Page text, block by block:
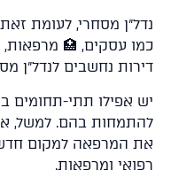
מסחרי, לעומת זאת,
עסקים, 🏥 מרפאות,
נחשבים לנדל"ן מסחרי.
אפילו תתי-תחומים
בהם. למשל, אם
המרפאה למקום חדש,
ומרפאות.